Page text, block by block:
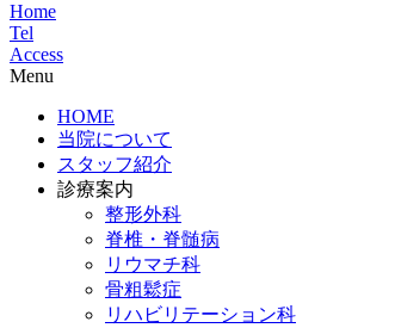
Home
Tel
Access
Menu
HOME
当院について
スタッフ紹介
診療案内
整形外科
脊椎・脊髄病
リウマチ科
骨粗鬆症
リハビリテーション科